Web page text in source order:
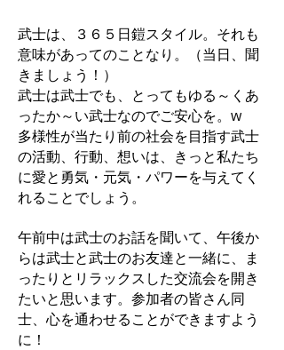
武士は、３６５日鎧スタイル。それも
意味があってのことなり。（当日、聞
きましょう！）
武士は武士でも、とってもゆる～くあ
ったか～い武士なのでご安心を。w
多様性が当たり前の社会を目指す武士
の活動、行動、想いは、きっと私たち
に愛と勇気・元気・パワーを与えてく
れることでしょう。
午前中は武士のお話を聞いて、午後か
らは武士と武士のお友達と一緒に、ま
ったりとリラックスした交流会を開き
たいと思います。参加者の皆さん同
士、心を通わせることができますよう
に！